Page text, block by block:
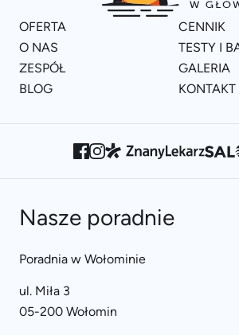
OFERTA
CENNIK
O NAS
TESTY I
ZESPÓŁ
GALERIA
BLOG
KONTAKT
Nasze poradnie
Poradnia w Wołominie
ul. Miła 3
05-200 Wołomin